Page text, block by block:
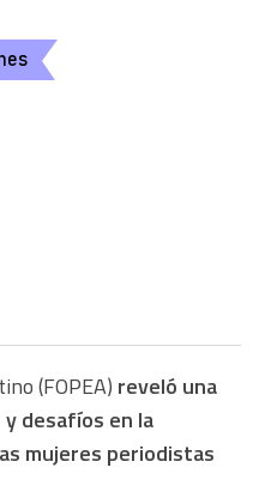
(FOPEA) reveló una
desafíos en la
mujeres periodistas